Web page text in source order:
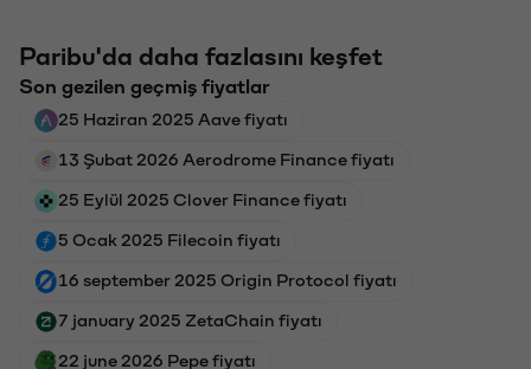
Paribu'da daha fazlasını keşfet
Son gezilen geçmiş fiyatlar
25 Haziran 2025 Aave fiyatı
13 Şubat 2026 Aerodrome Finance fiyatı
25 Eylül 2025 Clover Finance fiyatı
5 Ocak 2025 Filecoin fiyatı
16 september 2025 Origin Protocol fiyatı
7 january 2025 ZetaChain fiyatı
22 june 2026 Pepe fiyatı